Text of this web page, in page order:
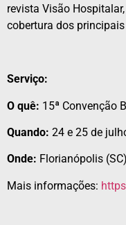
revista Visão
cobertura dos
Serviço:
O quê: 15ª Convenção
Quando: 24 e 25 de
Onde: Florianópolis (SC)
Mais informações: